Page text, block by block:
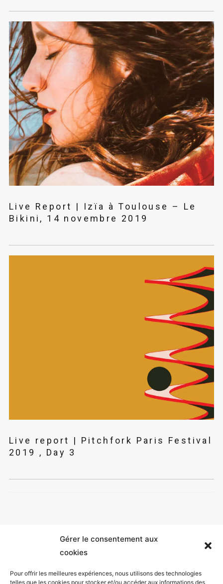
Gérer le consentement aux
cookies
Pour offrir les meilleures expériences, nous utilisons des technologies
telles que les cookies pour stocker et/ou accéder aux informations des
Live Report | Izïa à Toulouse – Le
Bikini, 14 novembre 2019
Live report | Pitchfork Paris Festival
2019 , Day 3